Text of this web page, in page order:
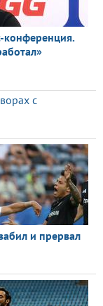
конференция.
с
и прервал